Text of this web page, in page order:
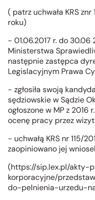
( patrz uchwała KRS znr
roku)
- 01.06.2017 r. do
Ministerstwa
następnie zastępca
Legislacyjnym Prawa
- zgłosiła swoją
sędziowskie w Sądzie
ogłoszone w MP z 2016
ocenę pracy przez
- uchwałą KRS nr 115/
zaopiniowano jej
(https://sip.lex.pl/akty-
korporacyjne/
do-pelnienia-urzedu-